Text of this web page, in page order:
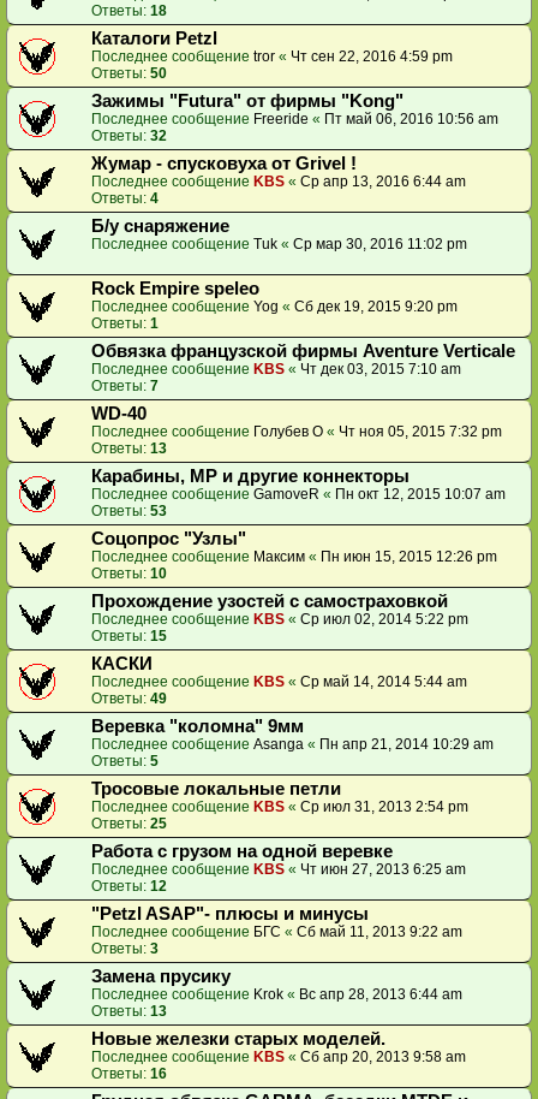
Ответы: 18
Каталоги Petzl
Последнее сообщение tror « Чт сен 22, 2016 4:59 pm
Ответы: 50
Зажимы "Futura" от фирмы "Kong"
Последнее сообщение Freeride « Пт май 06, 2016 10:56 am
Ответы: 32
Жумар - спусковуха от Grivel !
Последнее сообщение KBS « Ср апр 13, 2016 6:44 am
Ответы: 4
Б/у снаряжение
Последнее сообщение Tuk « Ср мар 30, 2016 11:02 pm
Rock Empire speleo
Последнее сообщение Yog « Сб дек 19, 2015 9:20 pm
Ответы: 1
Обвязка французской фирмы Aventure Verticale
Последнее сообщение KBS « Чт дек 03, 2015 7:10 am
Ответы: 7
WD-40
Последнее сообщение Голубев О « Чт ноя 05, 2015 7:32 pm
Ответы: 13
Карабины, МР и другие коннекторы
Последнее сообщение GamoveR « Пн окт 12, 2015 10:07 am
Ответы: 53
Соцопрос "Узлы"
Последнее сообщение Максим « Пн июн 15, 2015 12:26 pm
Ответы: 10
Прохождение узостей с самостраховкой
Последнее сообщение KBS « Ср июл 02, 2014 5:22 pm
Ответы: 15
КАСКИ
Последнее сообщение KBS « Ср май 14, 2014 5:44 am
Ответы: 49
Веревка "коломна" 9мм
Последнее сообщение Asanga « Пн апр 21, 2014 10:29 am
Ответы: 5
Тросовые локальные петли
Последнее сообщение KBS « Ср июл 31, 2013 2:54 pm
Ответы: 25
Работа с грузом на одной веревке
Последнее сообщение KBS « Чт июн 27, 2013 6:25 am
Ответы: 12
"Petzl ASAP"- плюсы и минусы
Последнее сообщение БГС « Сб май 11, 2013 9:22 am
Ответы: 3
Замена прусику
Последнее сообщение Krok « Вс апр 28, 2013 6:44 am
Ответы: 13
Новые железки старых моделей.
Последнее сообщение KBS « Сб апр 20, 2013 9:58 am
Ответы: 16